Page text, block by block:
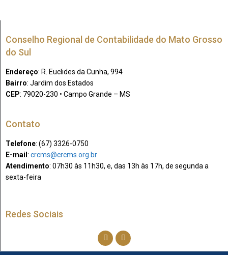
Conselho Regional de Contabilidade do Mato Grosso
do Sul
Endereço: R. Euclides da Cunha, 994
Bairro: Jardim dos Estados
CEP: 79020-230 • Campo Grande – MS
Contato
Telefone: (67) 3326-0750​
E-mail: crcms@crcms.org.br
Atendimento: 07h30 às 11h30, e, das 13h às 17h, de segunda a
sexta-feira
Redes Sociais